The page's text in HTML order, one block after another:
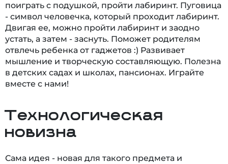
поиграть с подушкой, пройти лабиринт. Пуговица
- символ человечка, который проходит лабиринт.
Двигая ее, можно пройти лабиринт и заодно
устать, а затем - заснуть. Поможет родителям
отвлечь ребенка от гаджетов :) Развивает
мышление и творческую составляющую. Полезна
в детских садах и школах, пансионах. Играйте
вместе с нами!
Технологическая
новизна
Сама идея - новая для такого предмета и